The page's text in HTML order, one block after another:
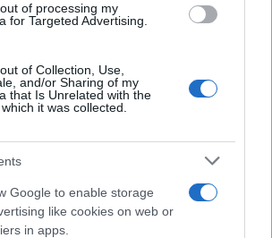
of processing my
for Targeted Advertising.
of Collection, Use,
and/or Sharing of my
that Is Unrelated with the
it was collected.
Google to enable storage
like cookies on web or
in apps.
in tempo reale?
le nostre ultime news
Google News